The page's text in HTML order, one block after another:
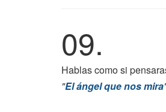
09.
Hablas como si
"El ángel que nos mira